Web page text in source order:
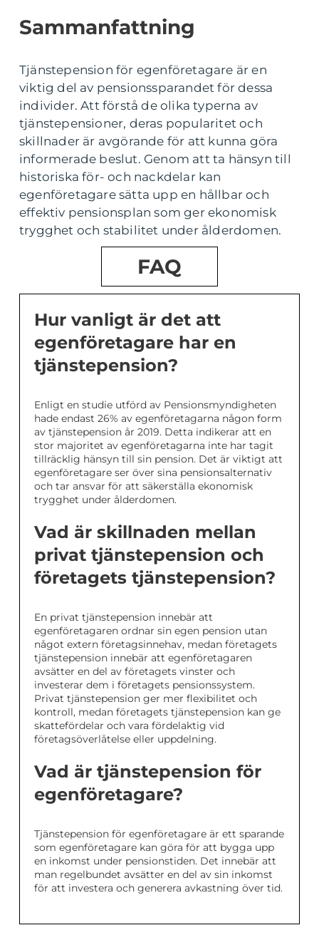
Sammanfattning
Tjänstepension för egenföretagare är en
viktig del av pensionssparandet för dessa
individer. Att förstå de olika typerna av
tjänstepensioner, deras popularitet och
skillnader är avgörande för att kunna göra
informerade beslut. Genom att ta hänsyn till
historiska för- och nackdelar kan
egenföretagare sätta upp en hållbar och
effektiv pensionsplan som ger ekonomisk
trygghet och stabilitet under ålderdomen.
FAQ
Hur vanligt är det att
egenföretagare har en
tjänstepension?
Enligt en studie utförd av Pensionsmyndigheten
hade endast 26% av egenföretagarna någon form
av tjänstepension år 2019. Detta indikerar att en
stor majoritet av egenföretagarna inte har tagit
tillräcklig hänsyn till sin pension. Det är viktigt att
egenföretagare ser över sina pensionsalternativ
och tar ansvar för att säkerställa ekonomisk
trygghet under ålderdomen.
Vad är skillnaden mellan
privat tjänstepension och
företagets tjänstepension?
En privat tjänstepension innebär att
egenföretagaren ordnar sin egen pension utan
något extern företagsinnehav, medan företagets
tjänstepension innebär att egenföretagaren
avsätter en del av företagets vinster och
investerar dem i företagets pensionssystem.
Privat tjänstepension ger mer flexibilitet och
kontroll, medan företagets tjänstepension kan ge
skattefördelar och vara fördelaktig vid
företagsöverlåtelse eller uppdelning.
Vad är tjänstepension för
egenföretagare?
Tjänstepension för egenföretagare är ett sparande
som egenföretagare kan göra för att bygga upp
en inkomst under pensionstiden. Det innebär att
man regelbundet avsätter en del av sin inkomst
för att investera och generera avkastning över tid.